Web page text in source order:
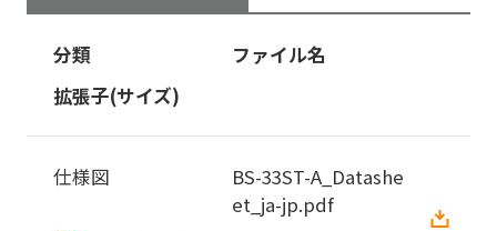
分類
ファイル名
拡張子(サイズ)
仕様図
BS-33ST-A_Datashe
et_ja-jp.pdf